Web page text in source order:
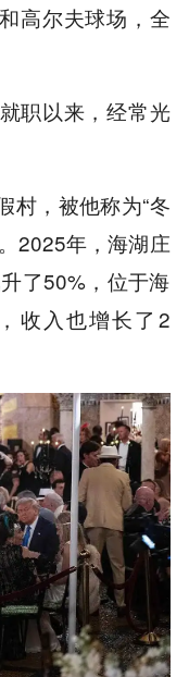
高尔夫球场，全
职以来，经常光
村，被他称为“冬
2025年，海湖庄
了50%，位于海
收入也增长了2